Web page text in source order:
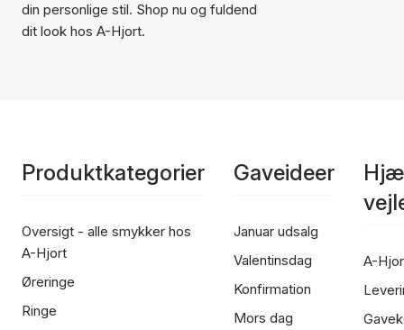
din personlige stil. Shop nu og fuldend
dit look hos A-Hjort.
Produktkategorier
Oversigt - alle smykker hos
A-Hjort
Øreringe
Ringe
Gaveideer
Januar udsalg
Valentinsdag
Konfirmation
Mors dag
A-